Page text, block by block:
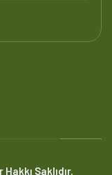
Saklıdır.